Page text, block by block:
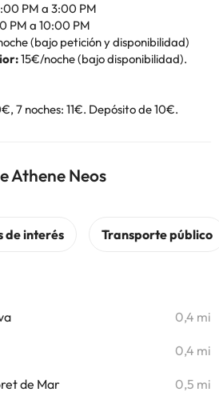
PM a 3:00 PM
PM a 10:00 PM
(bajo petición y disponibilidad)
15€/noche (bajo disponibilidad).
7 noches: 11€. Depósito de 10€.
Athene Neos
0,4 mi
0,4 mi
de Mar 0,5 mi